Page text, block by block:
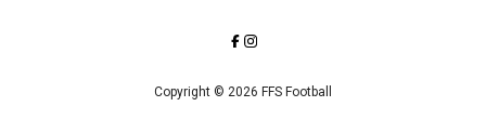
Copyright © 2026 FFS Football